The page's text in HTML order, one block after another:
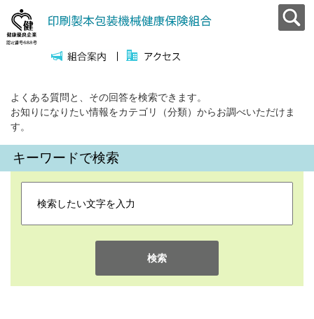
よくある質問と、その回答を検索できます。
お知りになりたい情報をカテゴリ（分類）からお調べいただけま
す。
キーワードで検索
検索